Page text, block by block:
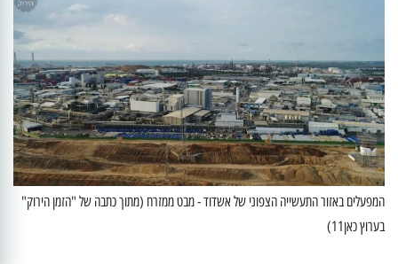
המפעלים באזור התעשייה הצפוני של אשדוד - מבט ממזרח (מתוך כתבה של "הזמן הירוק"
בערוץ כאן11)